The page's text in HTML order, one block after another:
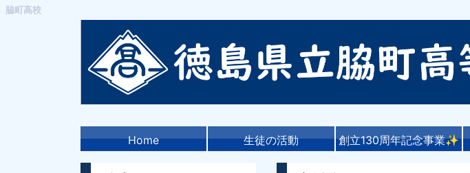
脇町高校
Home 生徒の活動 創立130周年記念事業✨